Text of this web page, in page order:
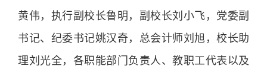
黄伟，执行副校长鲁明，副校长刘小飞，党委副
书记、纪委书记姚汉奇，总会计师刘旭，校长助
理刘光全，各职能部门负责人、教职工代表以及